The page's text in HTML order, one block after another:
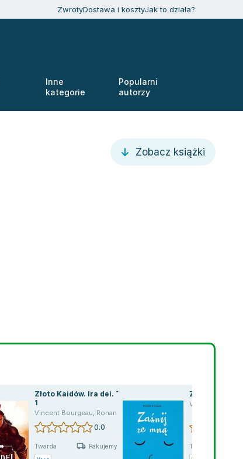
ZwrotyDostawa i kosztyJak to działa?
Inne
kategorie
Popularni
autorzy
Zobacz książki
Złoto Kaidów. Ira dei. Tom
1
Vincent Bourgeau, Ronan Toulhoat Jakub Syty
0.0
Twarda Pakujemy 11.08
Zaśnij ze mną
Vincent
Twarda